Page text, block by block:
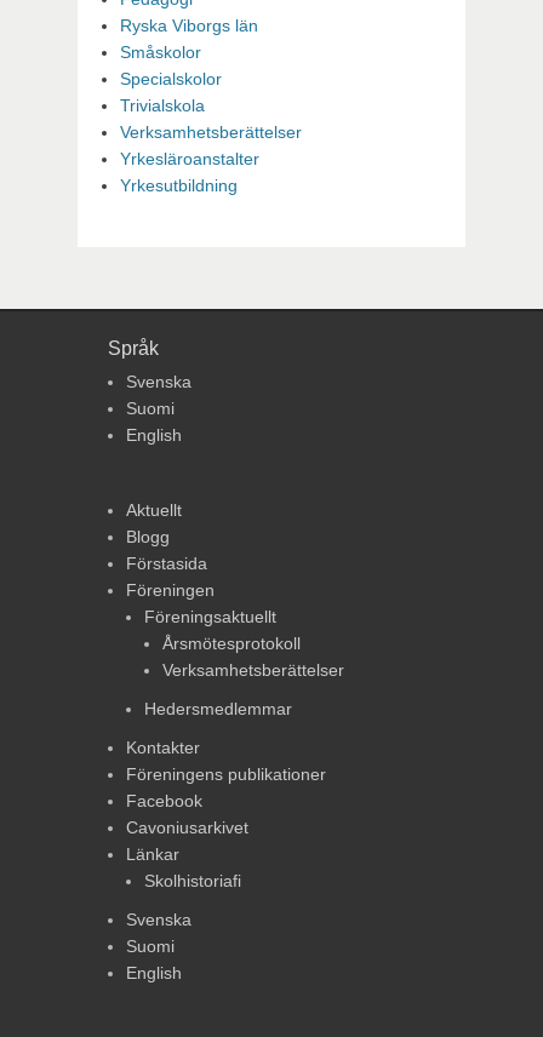
Ryska Viborgs län
Småskolor
Specialskolor
Trivialskola
Verksamhetsberättelser
Yrkesläroanstalter
Yrkesutbildning
Språk
Svenska
Suomi
English
Aktuellt
Blogg
Förstasida
Föreningen
Föreningsaktuellt
Årsmötesprotokoll
Verksamhetsberättelser
Hedersmedlemmar
Kontakter
Föreningens publikationer
Facebook
Cavoniusarkivet
Länkar
Skolhistoriafi
Svenska
Suomi
English